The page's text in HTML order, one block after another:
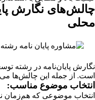
چالش‌های نگارش
محلی
نگارش پایان‌نامه در رشته
است. از جمله این چالش‌ها
انتخاب موضوع مناسب:
انتخاب موضوعی که هم‌زمان